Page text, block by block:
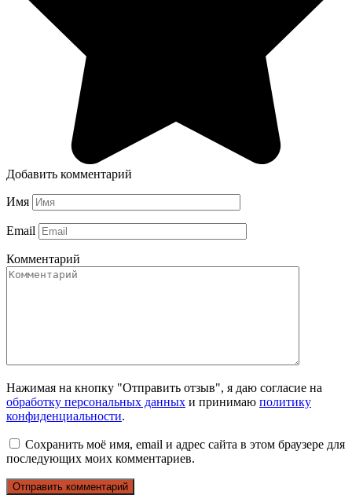
Добавить комментарий
Имя
Email
Комментарий
Нажимая на кнопку "Отправить отзыв", я даю согласие на
обработку персональных данных и принимаю политику
конфиденциальности.
Сохранить моё имя, email и адрес сайта в этом браузере для
последующих моих комментариев.